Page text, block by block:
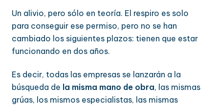
Un alivio, pero sólo en teoría. El respiro es solo
para conseguir ese permiso, pero no se han
cambiado los siguientes plazos: tienen que estar
funcionando en dos años.
Es decir, todas las empresas se lanzarán a la
búsqueda de la misma mano de obra, las mismas
grúas, los mismos especialistas, las mismas